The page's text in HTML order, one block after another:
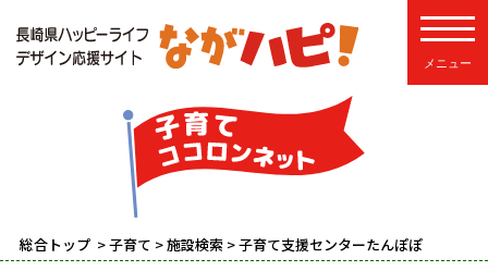
総合トップ >子育て >施設検索 > 子育て支援センターたんぽぽ